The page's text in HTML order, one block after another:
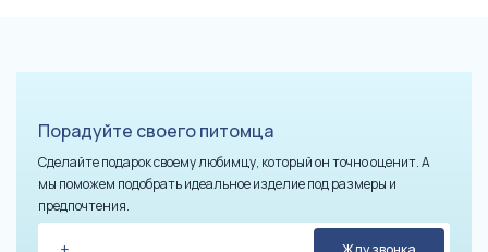
Порадуйте своего питомца
Сделайте подарок своему любимцу, который он точно оценит. А
мы поможем подобрать идеальное изделие под размеры и
предпочтения.